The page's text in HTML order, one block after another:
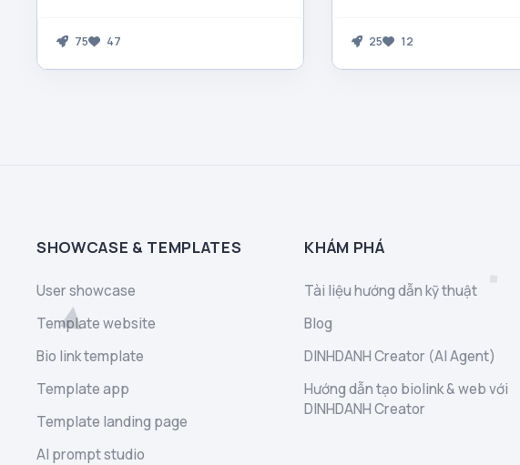
75 47 25 12
SHOWCASE & TEMPLATES
User showcase
Template website
Bio link template
Template app
Template landing page
AI prompt studio
KHÁM PHÁ
Tài liệu hướng dẫn kỹ thuật
Blog
DINHDANH Creator (AI Agent)
Hướng dẫn tạo biolink & web với
DINHDANH Creator